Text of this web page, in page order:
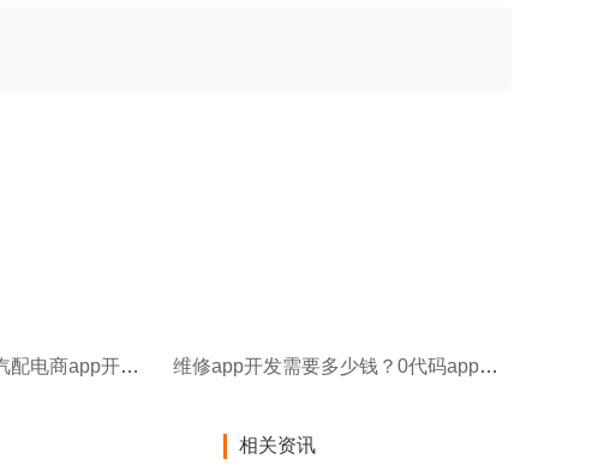
0代码10分钟自己完成汽配电商app开发，节省90%成本的app制作新方式 维修app开发需要多少钱？0代码app制作神器推荐
相关资讯